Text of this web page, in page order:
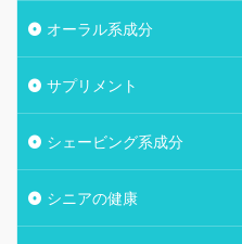
オーラル系成分
サプリメント
シェービング系成分
シニアの健康